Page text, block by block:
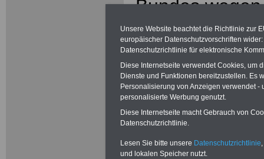
Bundes wegen
die
bis 13.000
Unsere Website beachtet die Richtlinie zur
europäischer Datenschutzvorschriften
Datenschutzrichtlinie für elektronische
Diese Internetseite verwendet Cookies, um
Dienste und Funktionen bereitzustellen. Es
Personalisierung von Anzeigen verwendet
personalisierte Werbung genutzt.
Diese Internetseite macht Gebrauch von
Datenschutzrichtlinie.
Lesen Sie bitte unsere Datenschutzrichtlinie
und lokalen Speicher nutzt.